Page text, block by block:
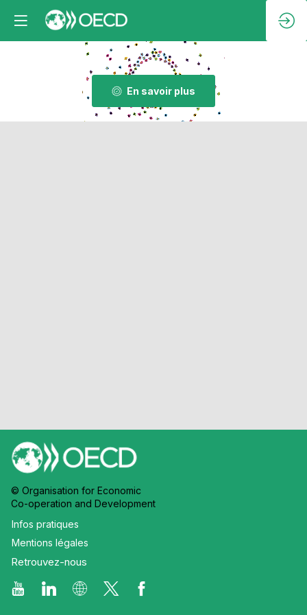
En savoir plus
© Organisation for Economic
Co-operation and Development
Infos pratiques
Mentions légales
Retrouvez-nous